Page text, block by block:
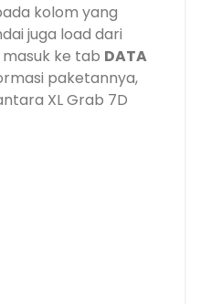
kolom yang
juga load dari
ke tab DATA
paketannya,
XL Grab 7D